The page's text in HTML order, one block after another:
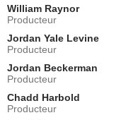
William Raynor
Producteur
Jordan Yale Levine
Producteur
Jordan Beckerman
Producteur
Chadd Harbold
Producteur